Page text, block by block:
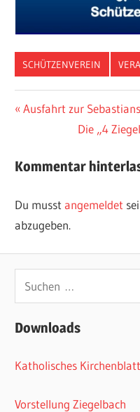
SCHÜTZENVEREIN
Vorheriger
Ausfahrt zur
Nächster
Die „4
Kommentar
Du musstangemeldet
abzugeben.
Downloads
Katholisches Kirchenblatt
Vorstellung Ziegelbach